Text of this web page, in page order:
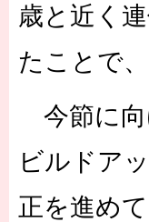
歳と近く
たことで
今節に向
ビルドア
正を進めて